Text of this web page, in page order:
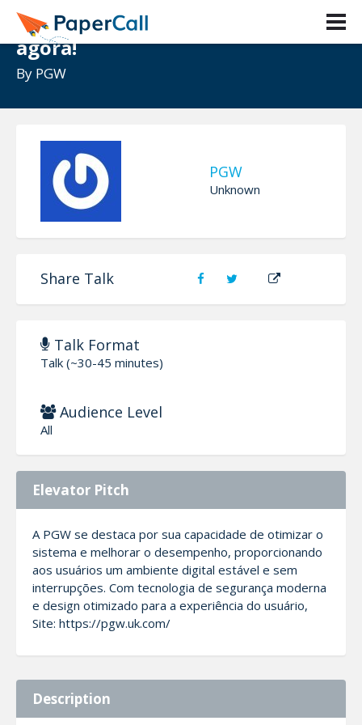
Faça login na PGW e ganhe 88 mil
agora!
By PGW
PGW
Unknown
Share Talk
Talk Format
Talk (~30-45 minutes)
Audience Level
All
Elevator Pitch
A PGW se destaca por sua capacidade de otimizar o
sistema e melhorar o desempenho, proporcionando
aos usuários um ambiente digital estável e sem
interrupções. Com tecnologia de segurança moderna
e design otimizado para a experiência do usuário,
Site: https://pgw.uk.com/
Description